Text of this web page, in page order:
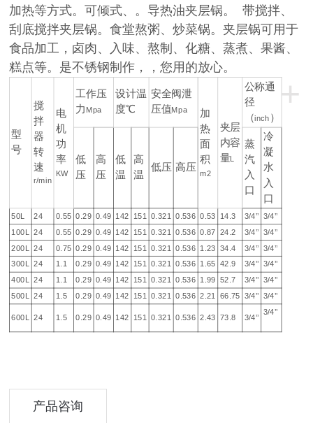
加热等方式。可倾式、 。导热油夹层锅。 带搅拌、
刮底搅拌夹层锅。食堂熬粥、炒菜锅。夹层锅可用于
食品加工，卤肉、入味、熬制、化糖、蒸煮、果酱、
糕点等。是不锈钢制作，，您用的放心。
+
型
号
搅
拌
器
转
速
r/min
电
机
功
率
KW
工作压
力 Mpa
设计温
度℃
安全阀泄
压值Mpa
加
热
面
积
m2
夹层
内容
量L
公称通
径
（inch ）
低
压
高
压
低
温
高
温
低压 高压
蒸
汽
入
口
冷
凝
水
入
口
50L 24 0.55 0.29 0.49 142 151 0.321 0.536 0.53 14.3 3/4’’ 3/4’’
100L
24 0.55 0.29 0.49 142 151 0.321 0.536 0.87 24.2 3/4’’ 3/4’’
200L
24 0.75 0.29 0.49 142 151 0.321 0.536 1.23 34.4 3/4’’ 3/4’’
300L 24 1.1 0.29 0.49 142 151 0.321 0.536 1.65 42.9 3/4’’ 3/4’’
400L 24 1.1 0.29 0.49 142 151 0.321 0.536 1.99 52.7 3/4’’ 3/4’’
500L
24 1.5 0.29 0.49 142 151 0.321 0.536 2.21 66.75 3/4’’ 3/4’’
600L 24 1.5 0.29 0.49 142 151 0.321 0.536 2.43 73.8 3/4’’
3/4’’
产品咨询